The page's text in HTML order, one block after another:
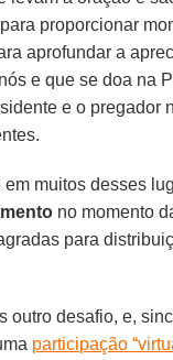
proporcionar
aprofundar a
e que se doa na
e o pregador
em muitos desses
no momento
para
outro desafio, e,
participação